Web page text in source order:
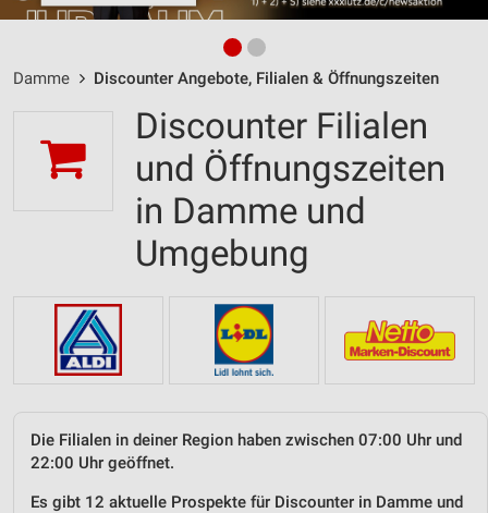
Damme Discounter Angebote, Filialen & Öffnungszeiten
Discounter Filialen
und Öffnungszeiten
in Damme und
Umgebung
Die Filialen in deiner Region haben zwischen 07:00 Uhr und
22:00 Uhr geöffnet.
Es gibt 12 aktuelle Prospekte für Discounter in Damme und